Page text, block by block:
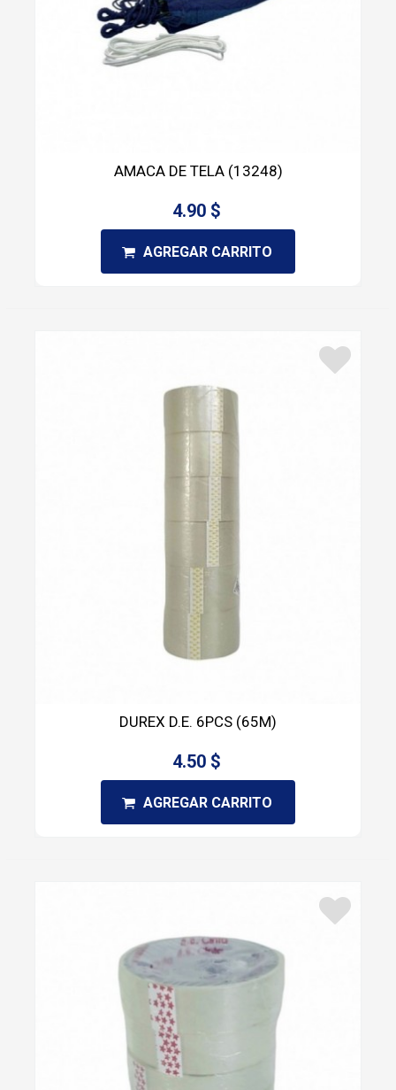
AMACA DE TELA (13248)
4.90 $
AGREGAR CARRITO
DUREX D.E. 6PCS (65M)
4.50 $
AGREGAR CARRITO